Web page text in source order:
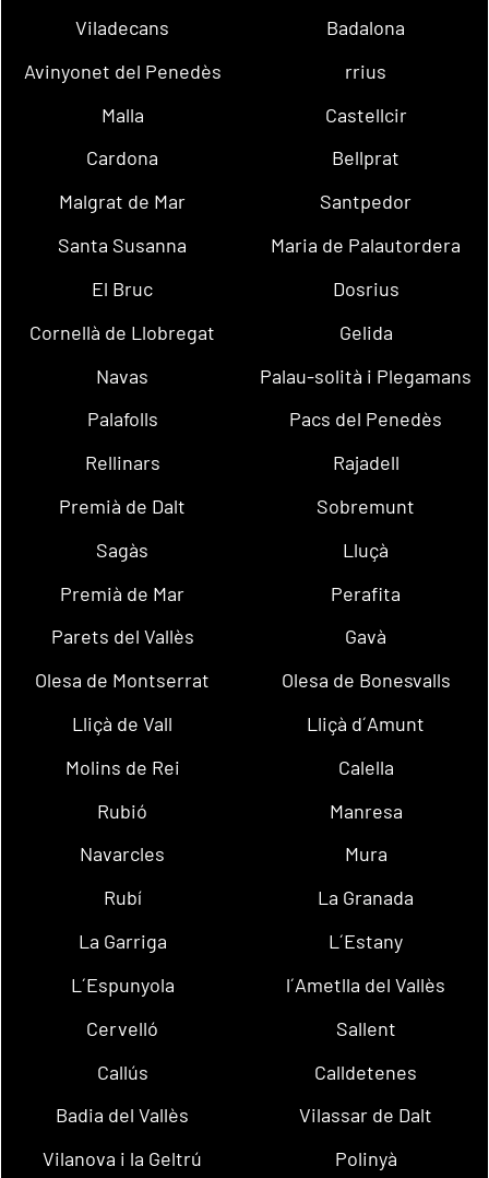
Viladecans
Badalona
Avinyonet del Penedès
rrius
Malla
Castellcir
Cardona
Bellprat
Malgrat de Mar
Santpedor
Santa Susanna
Maria de Palautordera
El Bruc
Dosrius
Cornellà de Llobregat
Gelida
Navas
Palau-solità i Plegamans
Palafolls
Pacs del Penedès
Rellinars
Rajadell
Premià de Dalt
Sobremunt
Sagàs
Lluçà
Premià de Mar
Perafita
Parets del Vallès
Gavà
Olesa de Montserrat
Olesa de Bonesvalls
Lliçà de Vall
Lliçà d´Amunt
Molins de Rei
Calella
Rubió
Manresa
Navarcles
Mura
Rubí
La Granada
La Garriga
L´Estany
L´Espunyola
l´Ametlla del Vallès
Cervelló
Sallent
Callús
Calldetenes
Badia del Vallès
Vilassar de Dalt
Vilanova i la Geltrú
Polinyà